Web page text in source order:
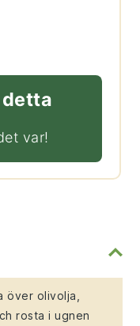
var!
över olivolja,
rosta i ugnen